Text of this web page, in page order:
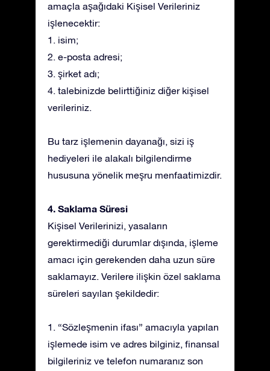
amaçla aşağıdaki Kişisel Verileriniz
işlenecektir:
1. isim;
2. e-posta adresi;
3. şirket adı;
4. talebinizde belirttiğiniz diğer kişisel
verileriniz.
Bu tarz işlemenin dayanağı, sizi iş
hediyeleri ile alakalı bilgilendirme
hususuna yönelik meşru menfaatimizdir.
4. Saklama Süresi
Kişisel Verilerinizi, yasaların
gerektirmediği durumlar dışında, işleme
amacı için gerekenden daha uzun süre
saklamayız. Verilere ilişkin özel saklama
süreleri sayılan şekildedir:
1. “Sözleşmenin ifası” amacıyla yapılan
işlemede isim ve adres bilginiz, finansal
bilgileriniz ve telefon numaranız son